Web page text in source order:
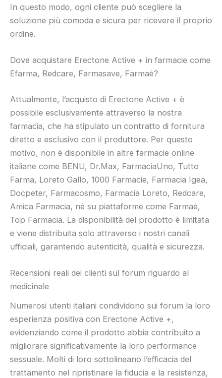
In questo modo, ogni cliente può scegliere la
soluzione più comoda e sicura per ricevere il proprio
ordine.
Dove acquistare Erectone Active + in farmacie come
Efarma, Redcare, Farmasave, Farmaè?
Attualmente, l’acquisto di Erectone Active + è
possibile esclusivamente attraverso la nostra
farmacia, che ha stipulato un contratto di fornitura
diretto e esclusivo con il produttore. Per questo
motivo, non è disponibile in altre farmacie online
italiane come BENU, Dr.Max, FarmaciaUno, Tutto
Farma, Loreto Gallo, 1000 Farmacie, Farmacia Igea,
Docpeter, Farmacosmo, Farmacia Loreto, Redcare,
Amica Farmacia, né su piattaforme come Farmaè,
Top Farmacia. La disponibilità del prodotto è limitata
e viene distribuita solo attraverso i nostri canali
ufficiali, garantendo autenticità, qualità e sicurezza.
Recensioni reali dei clienti sul forum riguardo al
medicinale
Numerosi utenti italiani condividono sui forum la loro
esperienza positiva con Erectone Active +,
evidenziando come il prodotto abbia contribuito a
migliorare significativamente la loro performance
sessuale. Molti di loro sottolineano l’efficacia del
trattamento nel ripristinare la fiducia e la resistenza,